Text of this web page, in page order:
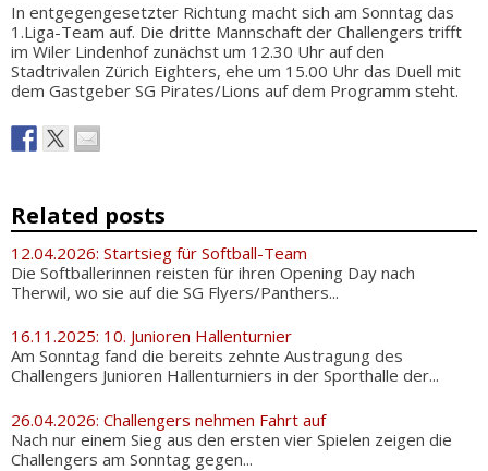
In entgegengesetzter Richtung macht sich am Sonntag das
1.Liga-Team auf. Die dritte Mannschaft der Challengers trifft
im Wiler Lindenhof zunächst um 12.30 Uhr auf den
Stadtrivalen Zürich Eighters, ehe um 15.00 Uhr das Duell mit
dem Gastgeber SG Pirates/Lions auf dem Programm steht.
Related posts
12.04.2026: Startsieg für Softball-Team
Die Softballerinnen reisten für ihren Opening Day nach
Therwil, wo sie auf die SG Flyers/Panthers...
16.11.2025: 10. Junioren Hallenturnier
Am Sonntag fand die bereits zehnte Austragung des
Challengers Junioren Hallenturniers in der Sporthalle der...
26.04.2026: Challengers nehmen Fahrt auf
Nach nur einem Sieg aus den ersten vier Spielen zeigen die
Challengers am Sonntag gegen...